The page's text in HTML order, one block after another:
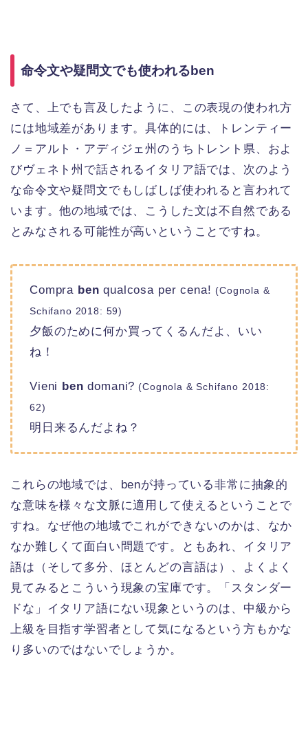
命令文や疑問文でも使われるben
さて、上でも言及したように、この表現の使われ方
には地域差があります。具体的には、トレンティー
ノ＝アルト・アディジェ州のうちトレント県、およ
びヴェネト州で話されるイタリア語では、次のよう
な命令文や疑問文でもしばしば使われると言われて
います。他の地域では、こうした文は不自然である
とみなされる可能性が高いということですね。
Compra ben qualcosa per cena! (Cognola &
Schifano 2018: 59)
夕飯のために何か買ってくるんだよ、いい
ね！
Vieni ben domani? (Cognola & Schifano 2018:
62)
明日来るんだよね？
これらの地域では、benが持っている非常に抽象的
な意味を様々な文脈に適用して使えるということで
すね。なぜ他の地域でこれができないのかは、なか
なか難しくて面白い問題です。ともあれ、イタリア
語は（そして多分、ほとんどの言語は）、よくよく
見てみるとこういう現象の宝庫です。「スタンダー
ドな」イタリア語にない現象というのは、中級から
上級を目指す学習者として気になるという方もかな
り多いのではないでしょうか。